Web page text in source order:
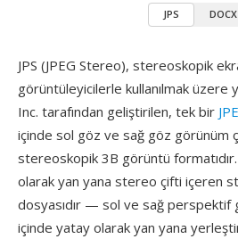
JPS DOCX
JPS (JPEG Stereo), stereoskopik
görüntüleyicilerle kullanılmak üzere
Inc. tarafından geliştirilen, tek bir
içinde sol göz ve sağ göz görünüm
stereoskopik 3B görüntü formatıdır.
olarak yan yana stereo çifti içeren
dosyasıdır — sol ve sağ perspektif
içinde yatay olarak yan yana